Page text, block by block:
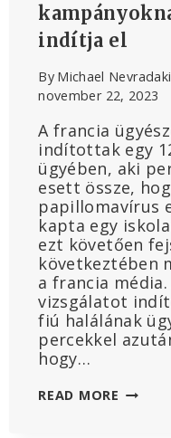
indítja el
By Michael
november 22, 2023
A francia
indítottak egy
ügyében, aki
esett össze,
papillomavírus
kapta egy
ezt követően
következtében
a francia
vizsgálatot
fiú halálának
percekkel
hogy…
READ MORE A